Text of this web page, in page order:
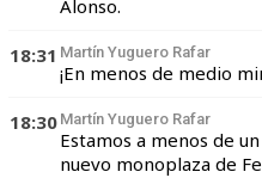
Alonso.
18:31 Martín Yuguero Rafar
¡En menos de medio
18:30 Martín Yuguero Rafar
Estamos a menos de
nuevo monoplaza de